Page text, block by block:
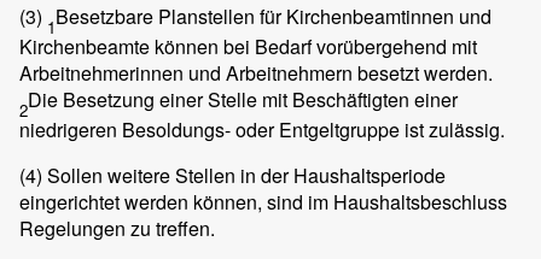
(3) 1Besetzbare Planstellen für Kirchenbeamtinnen und
Kirchenbeamte können bei Bedarf vorübergehend mit
Arbeitnehmerinnen und Arbeitnehmern besetzt werden.
2Die Besetzung einer Stelle mit Beschäftigten einer
niedrigeren Besoldungs- oder Entgeltgruppe ist zulässig.
(4) Sollen weitere Stellen in der Haushaltsperiode
eingerichtet werden können, sind im Haushaltsbeschluss
Regelungen zu treffen.